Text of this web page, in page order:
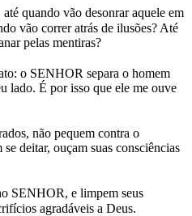
quando vão desonrar aquele em
vão correr atrás de ilusões? Até
pelas mentiras?
o SENHOR separa o homem
lado. É por isso que ele me ouve
não pequem contra o
deitar, ouçam suas consciências
SENHOR, e limpem seus
agradáveis a Deus.